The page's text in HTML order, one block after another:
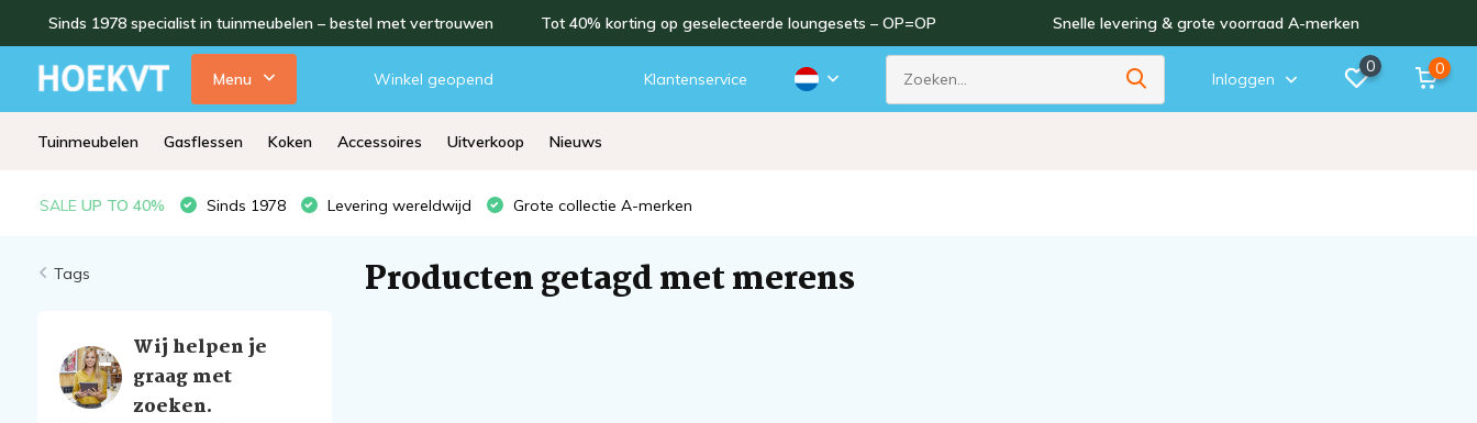
Sinds 1978 specialist in tuinmeubelen – bestel met vertrouwen Tot 40% korting op geselecteerde loungesets – OP=OP Snelle levering & grote voorraad A-merken
Menu Winkel geopend Klantenservice Inloggen
0 0
Tuinmeubelen Gasflessen Koken Accessoires Uitverkoop Nieuws
SALE UP TO 40% Sinds 1978 Levering wereldwijd Grote collectie A-merken
Tags
Wij helpen je
graag met
zoeken.
Producten getagd met merens